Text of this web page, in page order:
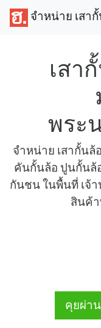
จำหน่าย เสา
เสา
พระ
จำหน่าย เสากั้น
คันกั้นล้อ ปูนกั้นล้
กันชน ในพื้นที่ เจ้
สินค้า
คุยผ่าน